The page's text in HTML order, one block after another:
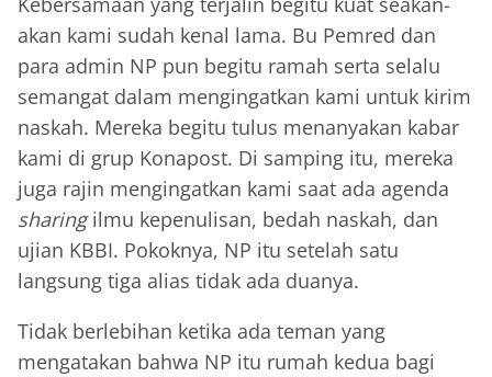
akan kami sudah kenal lama. Bu Pemred dan
para admin NP pun begitu ramah serta selalu
semangat dalam mengingatkan kami untuk kirim
naskah. Mereka begitu tulus menanyakan kabar
kami di grup Konapost. Di samping itu, mereka
juga rajin mengingatkan kami saat ada agenda
sharingilmu kepenulisan, bedah naskah, dan
ujian KBBI. Pokoknya, NP itu setelah satu
langsung tiga alias tidak ada duanya.
Tidak berlebihan ketika ada teman yang
mengatakan bahwa NP itu rumah kedua bagi